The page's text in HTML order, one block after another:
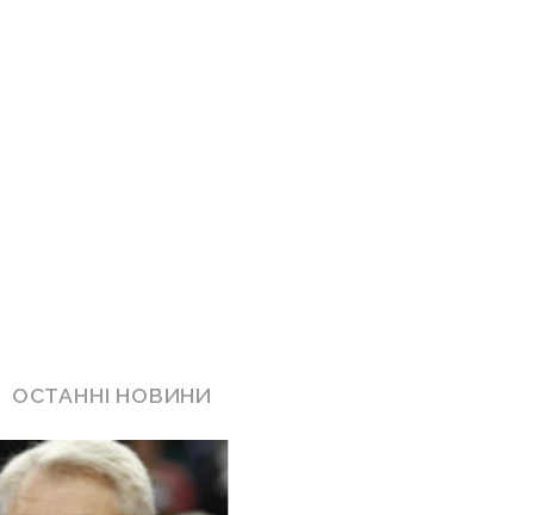
ОСТАННІ НОВИНИ